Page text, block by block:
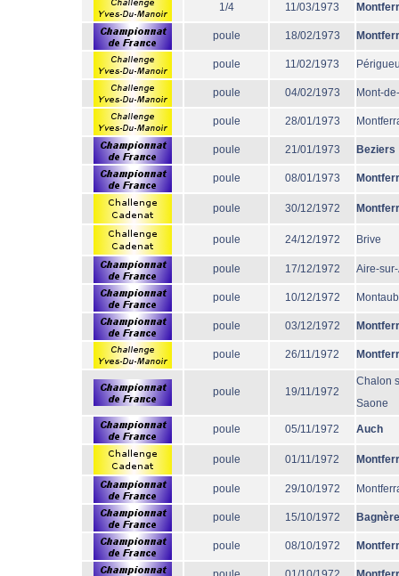
1/4 11/03/1973
poule 18/02/1973
poule 11/02/1973
poule 04/02/1973 Mont-
poule 28/01/1973
poule 21/01/1973 Beziers
poule 08/01/1973
poule 30/12/1972
poule 24/12/1972 Brive
poule 17/12/1972 Aire-
poule 10/12/1972
poule 03/12/1972
poule 26/11/1972
poule 19/11/1972
Chalon
Saone
poule 05/11/1972 Auch
poule 01/11/1972
poule 29/10/1972
poule 15/10/1972
poule 08/10/1972